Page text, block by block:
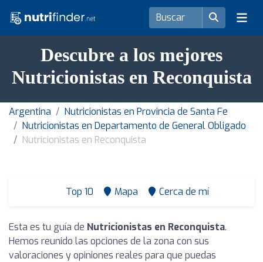
Descubre a los mejores
Nutricionistas en Reconquista
Argentina
Nutricionistas en Provincia de Santa Fe
Nutricionistas en Departamento de General Obligado
Nutricionistas en Reconquista
Top 10 Mapa Cerca de mí
Esta es tu guía de Nutricionistas en Reconquista.
Hemos reunido las opciones de la zona con sus
valoraciones y opiniones reales para que puedas